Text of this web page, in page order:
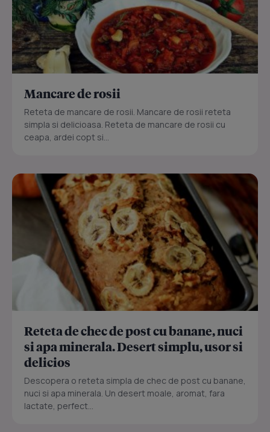
Mancare de rosii
Reteta de mancare de rosii. Mancare de rosii reteta
simpla si delicioasa. Reteta de mancare de rosii cu
ceapa, ardei copt si...
Reteta de chec de post cu banane, nuci
si apa minerala. Desert simplu, usor si
delicios
Descopera o reteta simpla de chec de post cu banane,
nuci si apa minerala. Un desert moale, aromat, fara
lactate, perfect...